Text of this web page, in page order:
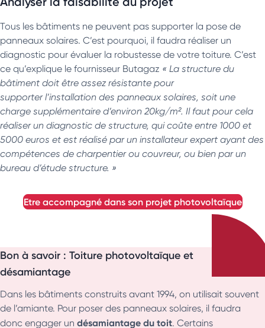
Tous les bâtiments ne peuvent pas supporter la pose de
panneaux solaires. C’est pourquoi, il faudra réaliser un
diagnostic pour évaluer la robustesse de votre toiture. C’est
ce qu’explique le fournisseur Butagaz « La structure du
bâtiment doit être assez résistante pour
supporter l’installation des panneaux solaires, soit une
charge supplémentaire d’environ 20kg/m². Il faut pour cela
réaliser un diagnostic de structure, qui coûte entre 1000 et
5000 euros et est réalisé par un installateur expert ayant des
compétences de charpentier ou couvreur, ou bien par un
bureau d’étude structure. »
etre accompagné dans son projet photovoltaïque
Bon à savoir : Toiture photovoltaïque et
désamiantage
Dans les bâtiments construits avant 1994, on utilisait souvent
de l’amiante. Pour poser des panneaux solaires, il faudra
donc engager un désamiantage du toit. Certains